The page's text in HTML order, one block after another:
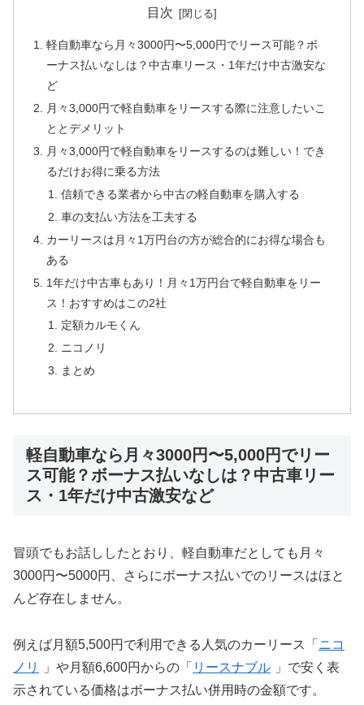
目次
軽自動車なら月々3000円〜5,000円でリース可能？ボ
ーナス払いなしは？中古車リース・1年だけ中古激安な
ど
月々3,000円で軽自動車をリースする際に注意したいこ
ととデメリット
月々3,000円で軽自動車をリースするのは難しい！でき
るだけお得に乗る方法
信頼できる業者から中古の軽自動車を購入する
車の支払い方法を工夫する
カーリースは月々1万円台の方が総合的にお得な場合も
ある
1年だけ中古車もあり！月々1万円台で軽自動車をリー
ス！おすすめはこの2社
定額カルモくん
ニコノリ
まとめ
軽自動車なら月々3000円〜5,000円でリー
ス可能？ボーナス払いなしは？中古車リー
ス・1年だけ中古激安など
冒頭でもお話ししたとおり、軽自動車だとしても月々
3000円〜5000円、さらにボーナス払いでのリースはほと
んど存在しません。
例えば月額5,500円で利用できる人気のカーリース「 ニコ
ノリ
」や月額6,600円からの「 リースナブル
」で安く表
示されている価格はボーナス払い併用時の金額です。